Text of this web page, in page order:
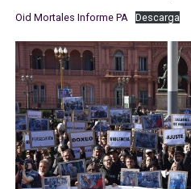
Oid Mortales Informe PA Descarga